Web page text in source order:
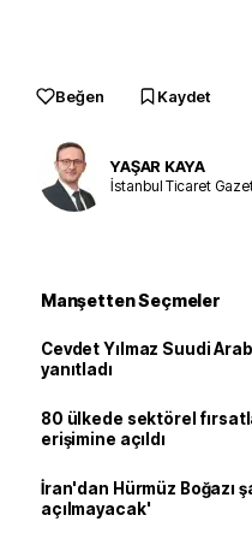
Beğen Kaydet
YAŞAR KAYA
İstanbul Ticaret
Manşetten Seçmeler
Cevdet Yılmaz Suudi
yanıtladı
80 ülkede sektörel
erişimine açıldı
İran'dan Hürmüz Boğazı
açılmayacak'